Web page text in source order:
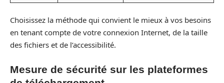
Choisissez la méthode qui convient le mieux à vos besoins
en tenant compte de votre connexion Internet, de la taille
des fichiers et de l’accessibilité.
Mesure de sécurité sur les plateformes